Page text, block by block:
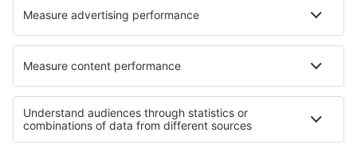
Om eSky
Köpvillkor
Mina bokningar
Integritetspolicy
Support och kontakt
Integritet